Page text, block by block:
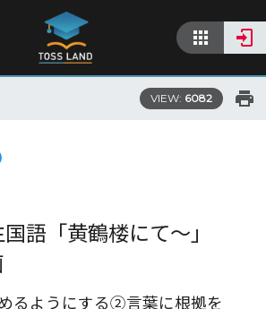
VIEW: 6082
語「黄鶴楼にて～」
るようにする②言葉に根拠を